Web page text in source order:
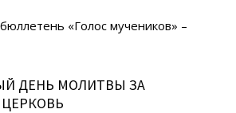
«Голос мучеников» –
ДЕНЬ МОЛИТВЫ ЗА